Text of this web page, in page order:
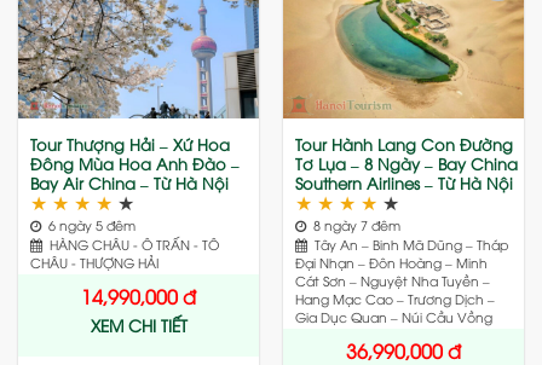
wishlist
Tour Thượng Hải – Xứ Hoa
Đông Mùa Hoa Anh Đào –
Bay Air China – Từ Hà Nội
★ ★ ★ ★ ★
6 ngày 5 đêm
HÀNG CHÂU - Ô TRẤN - TÔ
CHÂU - THƯỢNG HẢI
14,990,000đ
XEM CHI TIẾT
Add
wishlist
Tour Hành Lang Con Đường
Tơ Lụa – 8 Ngày – Bay China
Southern Airlines – Từ Hà Nội
★ ★ ★ ★ ★
8 ngày 7 đêm
Tây An – Binh Mã Dũng – Tháp
Đại Nhạn – Đôn Hoàng – Minh
Cát Sơn – Nguyệt Nha Tuyền –
Hang Mạc Cao – Trương Dịch –
Gia Dục Quan – Núi Cầu Vồng
36,990,000đ